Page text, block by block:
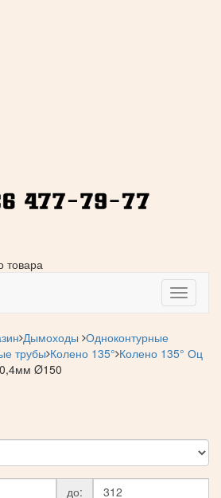
товара
Дымоходы Одноконтурные
трубы Колено 135° Колено 135° Оц
Ø150
до: